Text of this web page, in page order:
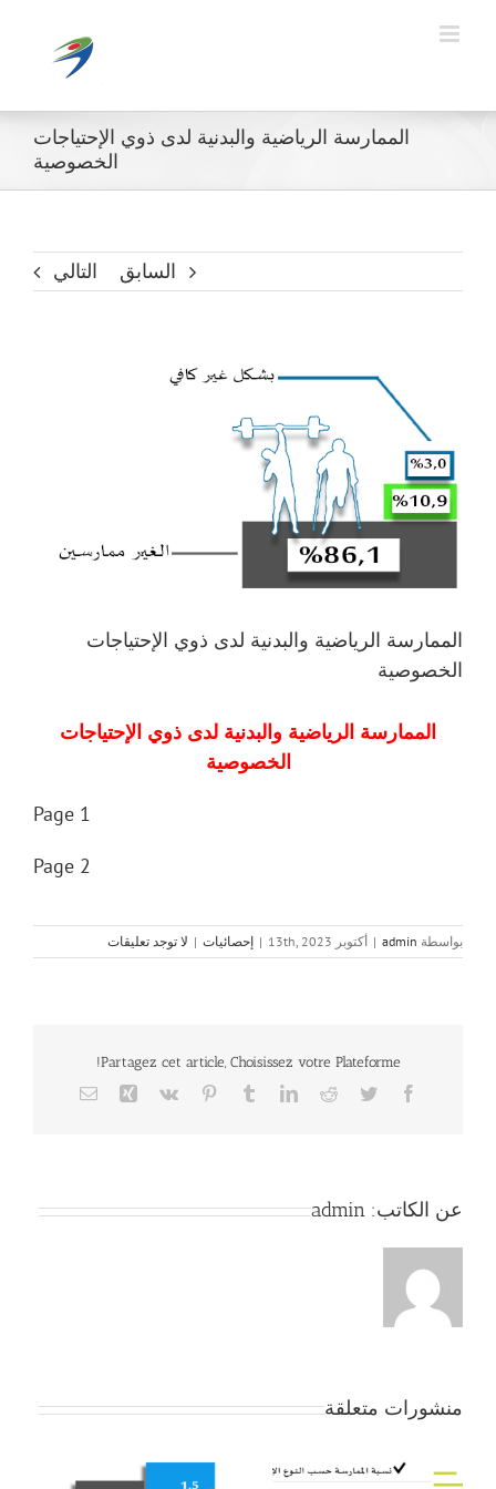
الممارسة الرياضية والبدنية لدى ذوي الإحتياجات
الخصوصية
السابق التالي
الممارسة الرياضية والبدنية لدى ذوي الإحتياجات
الخصوصية
الممارسة الرياضية والبدنية لدى ذوي الإحتياجات
الخصوصية
Page 1
Page 2
بواسطة admin
| أكتوبر 13th, 2023 | إحصائيات | لا توجد تعليقات
Partagez cet article, Choisissez votre Plateforme!
Facebook
Twitter
Reddit
LinkedIn
Tumblr
Pinterest
Vk
Xing
Email
عن الكاتب: admin
منشورات متعلقة